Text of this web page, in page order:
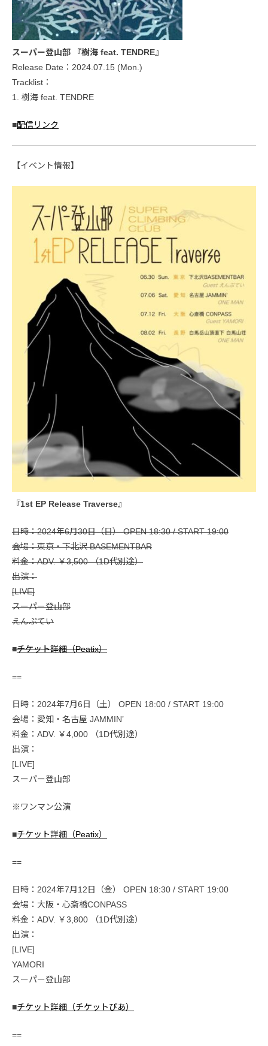
スーパー登山部 『樹海 feat. TENDRE』
Release Date：2024.07.15 (Mon.)
Tracklist：
1. 樹海 feat. TENDRE
■配信リンク
【イベント情報】
『1st EP Release Traverse』
日時：2024年6月30日（日） OPEN 18:30 / START 19:00
会場：東京・下北沢 BASEMENTBAR
料金：ADV. ￥3,500 （1D代別途）
出演：
[LIVE]
スーパー登山部
えんぷてい
■チケット詳細（Peatix）
==
日時：2024年7月6日（土） OPEN 18:00 / START 19:00
会場：愛知・名古屋 JAMMIN’
料金：ADV. ￥4,000 （1D代別途）
出演：
[LIVE]
スーパー登山部
※ワンマン公演
■チケット詳細（Peatix）
==
日時：2024年7月12日（金） OPEN 18:30 / START 19:00
会場：大阪・心斎橋CONPASS
料金：ADV. ￥3,800 （1D代別途）
出演：
[LIVE]
YAMORI
スーパー登山部
■チケット詳細（チケットぴあ）
==